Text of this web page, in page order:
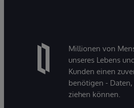
Millionen von
unseres Lebens
Kunden einen
benötigen -
ziehen können.